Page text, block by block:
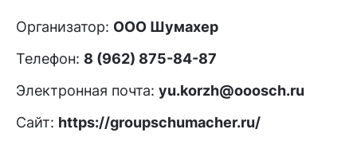
Организатор: ООО Шумахер
Телефон: 8 (962) 875-84-87
Электронная почта: yu.korzh@ooosch.ru
Сайт: https://groupschumacher.ru/